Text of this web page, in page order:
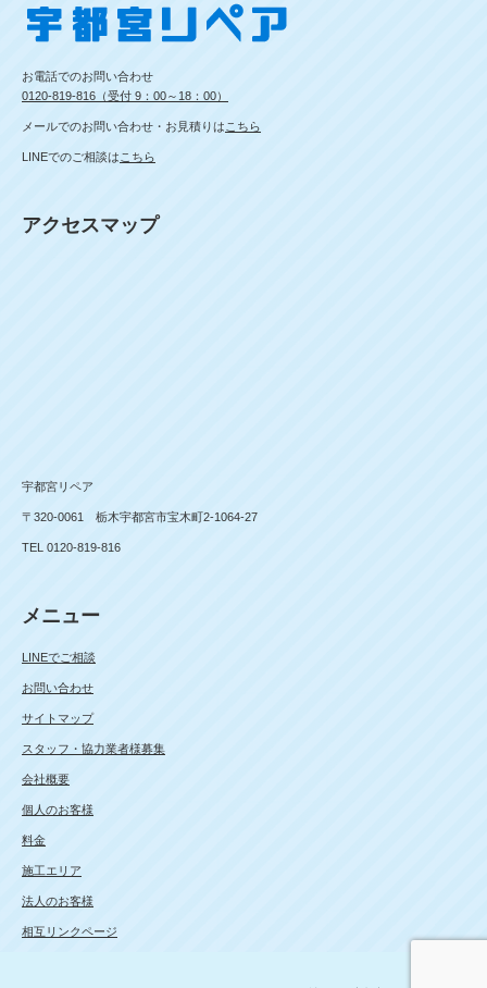
お電話でのお問い合わせ
0120-819-816（受付 9：00～18：00）
メールでのお問い合わせ・お見積りは こちら
LINEでのご相談は こちら
アクセスマップ
宇都宮リペア
〒320-0061 栃木宇都宮市宝木町2-1064-27
TEL 0120-819-816
メニュー
LINEでご相談
お問い合わせ
サイトマップ
スタッフ・協力業者様募集
会社概要
個人のお客様
料金
施工エリア
法人のお客様
相互リンクページ